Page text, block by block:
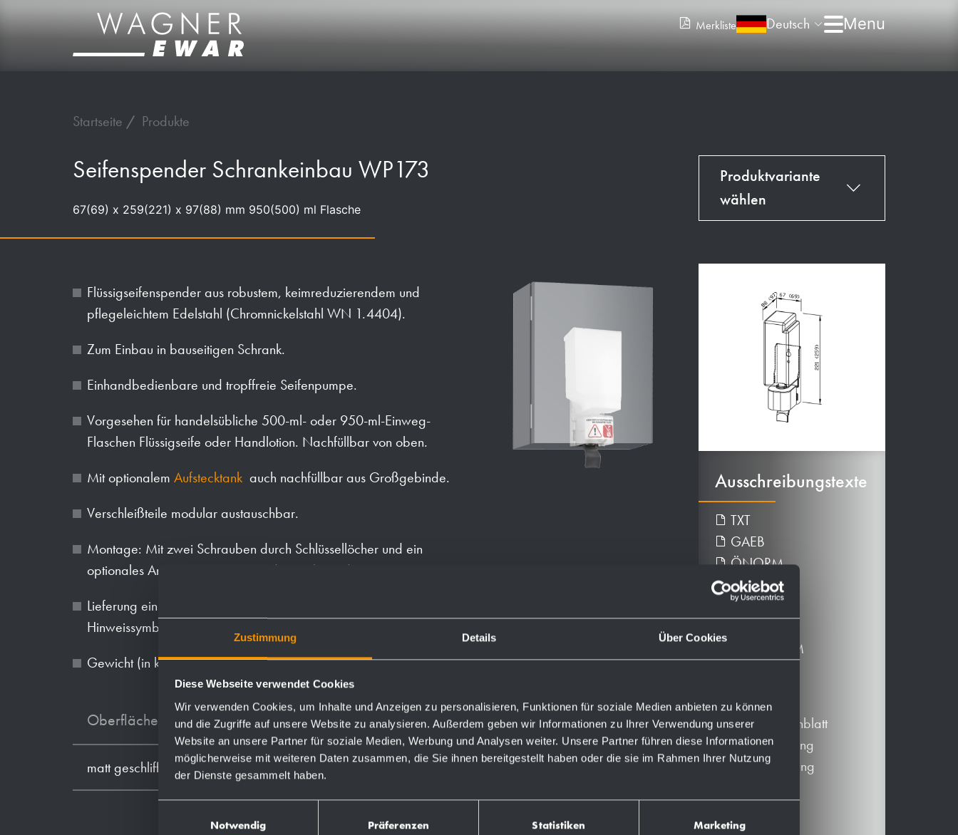
Zustimmung Details Über Cookies
Diese Webseite verwendet Cookies
Wir verwenden Cookies, um Inhalte und Anzeigen zu personalisieren, Funktionen für soziale Medien anbieten zu können
und die Zugriffe auf unsere Website zu analysieren. Außerdem geben wir Informationen zu Ihrer Verwendung unserer
Website an unsere Partner für soziale Medien, Werbung und Analysen weiter. Unsere Partner führen diese Informationen
möglicherweise mit weiteren Daten zusammen, die Sie ihnen bereitgestellt haben oder die sie im Rahmen Ihrer Nutzung
der Dienste gesammelt haben.
Notwendig Präferenzen Statistiken Marketing
Merkliste Deutsch
Startseite Produkte
Seifenspender Schrankeinbau WP173
67(69) x 259(221) x 97(88) mm 950(500) ml Flasche
Flüssigseifenspender aus robustem, keimreduzierendem und
pflegeleichtem Edelstahl (Chromnickelstahl WN 1.4404).
Zum Einbau in bauseitigen Schrank.
Einhandbedienbare und tropffreie Seifenpumpe.
Vorgesehen für handelsübliche 500-ml- oder 950-ml-Einweg-
Flaschen Flüssigseife oder Handlotion. Nachfüllbar von oben.
Mit optionalem Aufstecktank auch nachfüllbar aus Großgebinde.
Verschleißteile modular austauschbar.
Montage: Mit zwei Schrauben durch Schlüssellöcher und ein
optionales Anti-Diebstahl-Loch in der Rückwand.
Lieferung einschließlich Befestigungsmaterial, selbstklebendem
Hinweissymbol „Seife“ und Erstbefüllung mit Seife.
Gewicht (in kg): 1.5
Oberflächen Bestellnummern
matt geschliffen (standard) 727173
Produktvariante
wählen
Ausschreibungstexte
TXT
GAEB
ÖNORM
GAEBXML
PDF
DATANORM
Produktdatenblatt
PDF Zeichnung
DXF Zeichnung
Mehr